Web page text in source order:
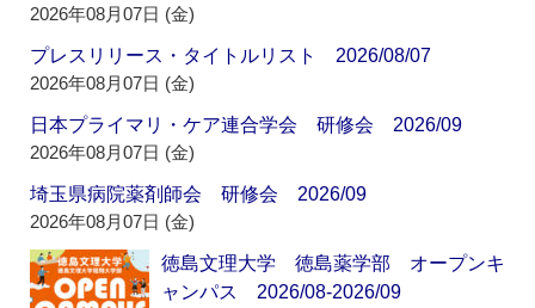
2026年08月07日 (金)
プレスリリース・タイトルリスト 2026/08/07
2026年08月07日 (金)
日本プライマリ・ケア連合学会 研修会 2026/09
2026年08月07日 (金)
埼玉県病院薬剤師会 研修会 2026/09
2026年08月07日 (金)
徳島文理大学 徳島薬学部 オープンキ
ャンパス 2026/08-2026/09